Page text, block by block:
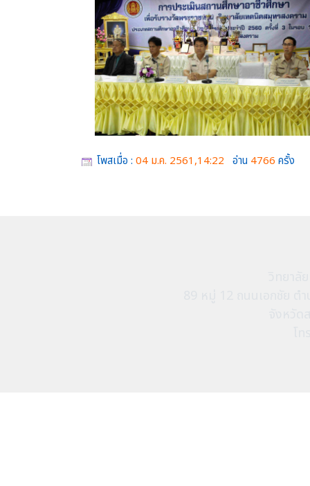
โพสเมื่อ : 04 ม.ค. 2561,14:22 อ่าน 4766 ครั้ง